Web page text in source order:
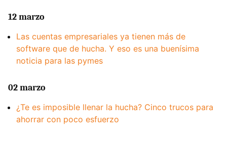
12 marzo
Las cuentas empresariales ya tienen más de
software que de hucha. Y eso es una buenísima
noticia para las pymes
02 marzo
¿Te es imposible llenar la hucha? Cinco trucos para
ahorrar con poco esfuerzo